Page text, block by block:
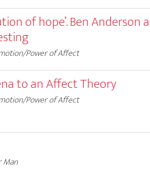
of hope’. Ben Anderson
Power of Affect
to an Affect Theory
Power of Affect
Man